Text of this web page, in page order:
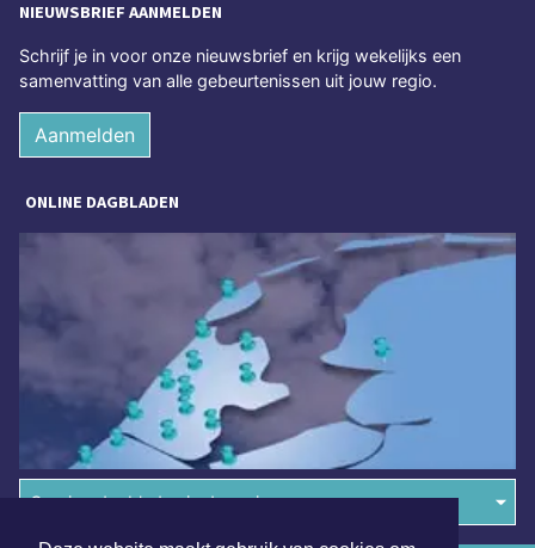
NIEUWSBRIEF AANMELDEN
Schrijf je in voor onze nieuwsbrief en krijg wekelijks een
samenvatting van alle gebeurtenissen uit jouw regio.
Aanmelden
ONLINE DAGBLADEN
Overige dagbladen in de regio